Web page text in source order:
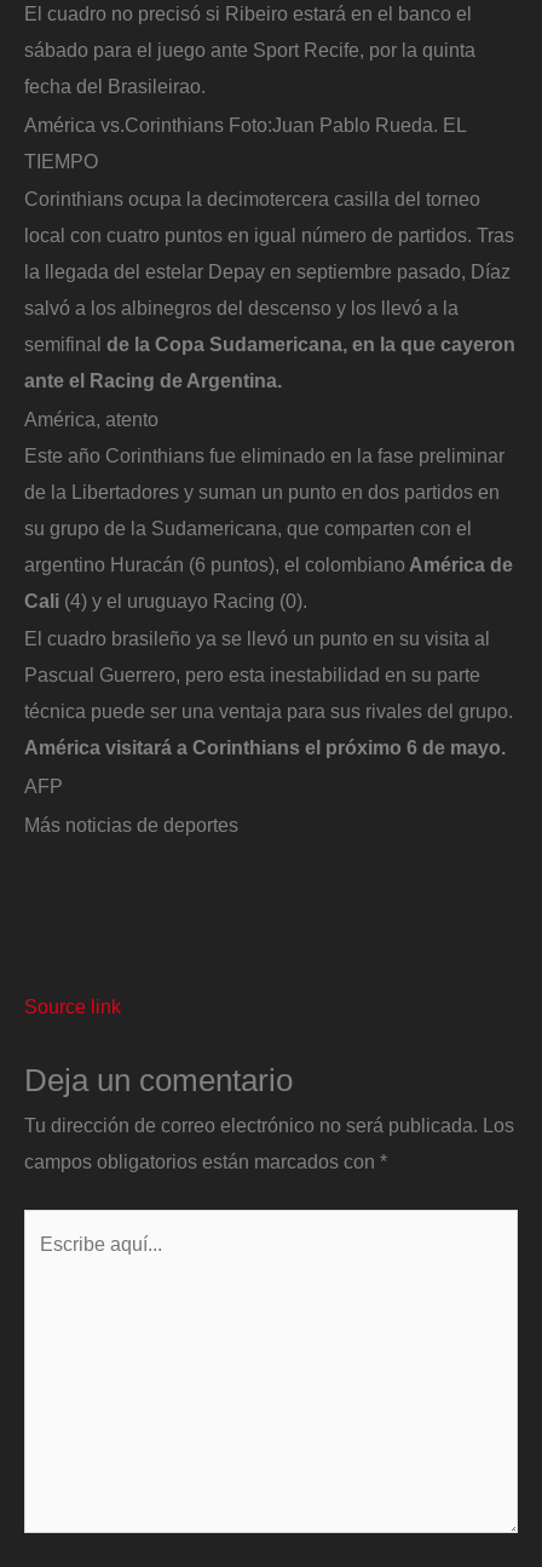
El cuadro no precisó si Ribeiro estará en el banco el
sábado para el juego ante Sport Recife, por la quinta
fecha del Brasileirao.
América vs.Corinthians Foto:Juan Pablo Rueda. EL
TIEMPO
Corinthians ocupa la decimotercera casilla del torneo
local con cuatro puntos en igual número de partidos. Tras
la llegada del estelar Depay en septiembre pasado, Díaz
salvó a los albinegros del descenso y los llevó a la
semifinal de la Copa Sudamericana, en la que cayeron
ante el Racing de Argentina.
América, atento
Este año Corinthians fue eliminado en la fase preliminar
de la Libertadores y suman un punto en dos partidos en
su grupo de la Sudamericana, que comparten con el
argentino Huracán (6 puntos), el colombiano América de
Cali (4) y el uruguayo Racing (0).
El cuadro brasileño ya se llevó un punto en su visita al
Pascual Guerrero, pero esta inestabilidad en su parte
técnica puede ser una ventaja para sus rivales del grupo.
América visitará a Corinthians el próximo 6 de mayo.
AFP
Más noticias de deportes
Source link
Deja un comentario
Tu dirección de correo electrónico no será publicada.
Los
campos obligatorios están marcados con *